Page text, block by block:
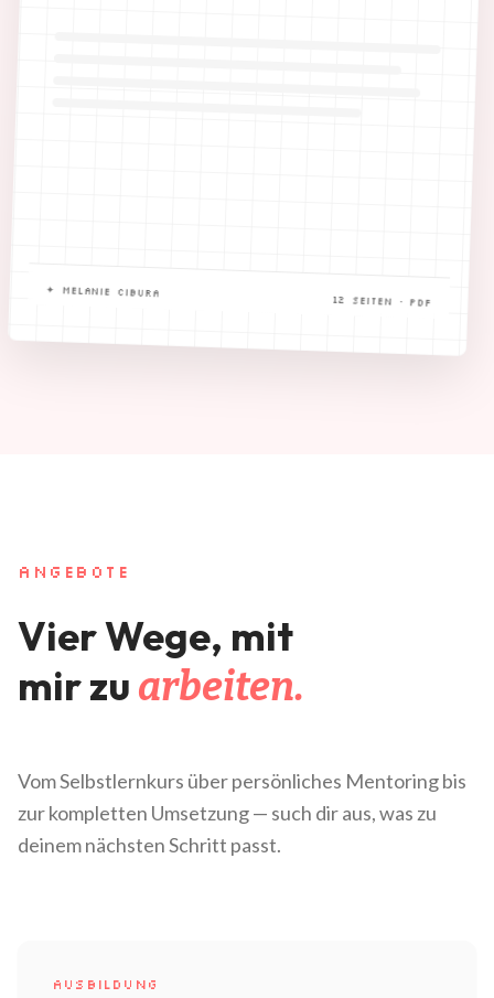
✦ MELANIE CIBURA
12 SEITEN · PDF
ANGEBOTE
Vier Wege, mit
mir zu arbeiten.
Vom Selbstlernkurs über persönliches Mentoring bis
zur kompletten Umsetzung — such dir aus, was zu
deinem nächsten Schritt passt.
AUSBILDUNG